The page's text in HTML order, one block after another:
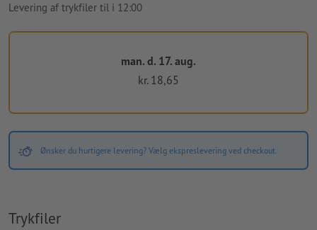
Levering af trykfiler til i 12:00
man. d. 17. aug.
kr. 18,65
Ønsker du hurtigere levering? Vælg ekspreslevering ved checkout.
Trykfiler